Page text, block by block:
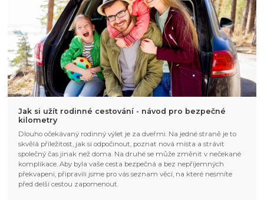
Jak si užít rodinné cestování - návod pro bezpečné
kilometry
Dlouho očekávaný rodinný výlet je za dveřmi. Na jedné straně je to
skvělá příležitost, jak si odpočinout, poznat nová místa a strávit
společný čas jinak než doma. Na druhé se může změnit v nečekané
komplikace. Aby byla vaše cesta bezpečná a bez nepříjemných
překvapení, připravili jsme pro vás seznam věcí, na které nesmíte
před delší cestou zapomenout.